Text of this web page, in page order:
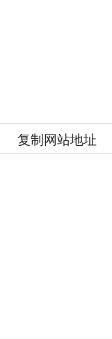
复制网站地址